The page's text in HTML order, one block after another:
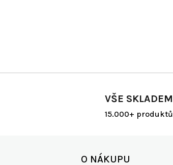
VŠE SKLADEM
15.000+ produktů
O NÁKUPU